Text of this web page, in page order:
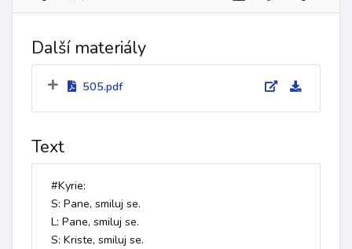
Další materiály
505.pdf
Text
#Kyrie:
S: Pane, smiluj se.
L: Pane, smiluj se.
S: Kriste, smiluj se.